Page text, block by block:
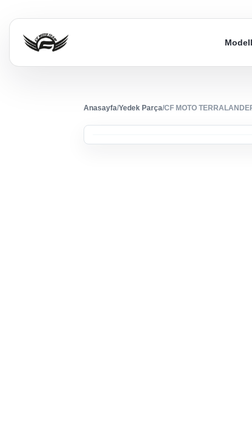
Anasayfa/Yedek Parça/CF MOTO